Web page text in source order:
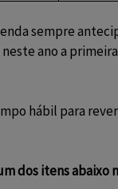
sempre
ano a
hábil para
dos itens abaixo